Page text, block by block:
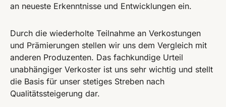
an neueste Erkenntnisse und Entwicklungen ein.
Durch die wiederholte Teilnahme an Verkostungen
und Prämierungen stellen wir uns dem Vergleich mit
anderen Produzenten. Das fachkundige Urteil
unabhängiger Verkoster ist uns sehr wichtig und stellt
die Basis für unser stetiges Streben nach
Qualitätssteigerung dar.